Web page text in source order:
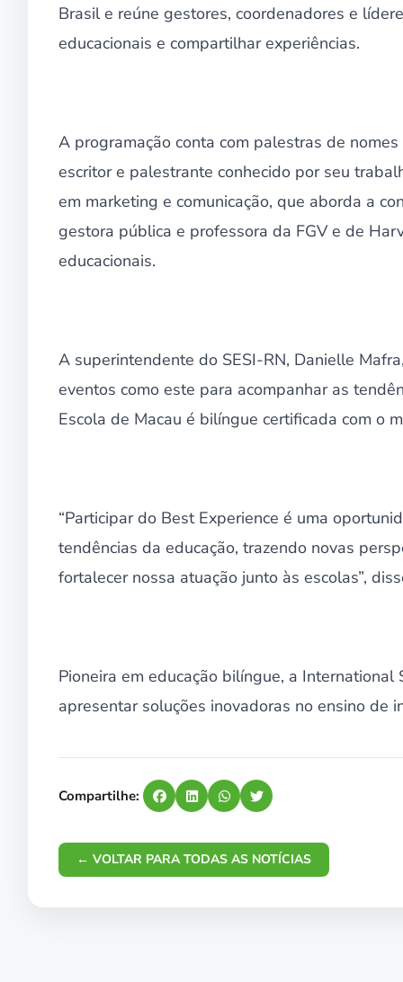
Brasil e reúne gestores, coordenadores e
educacionais e compartilhar experiências.
A programação conta com palestras de
escritor e palestrante conhecido por seu
em marketing e comunicação, que aborda a
gestora pública e professora da FGV e de
educacionais.
A superintendente do SESI-RN, Danielle
eventos como este para acompanhar as
Escola de Macau é bilíngue certificada com o
“Participar do Best Experience é uma
tendências da educação, trazendo novas
fortalecer nossa atuação junto às escolas”,
Pioneira em educação bilíngue, a
apresentar soluções inovadoras no ensino de
Compartilhe:
← VOLTAR PARA TODAS AS NOTÍCIAS